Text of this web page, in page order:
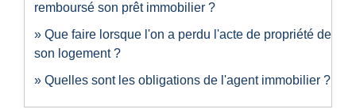
remboursé son prêt immobilier ?
Que faire lorsque l'on a perdu l'acte de propriété de
son logement ?
Quelles sont les obligations de l'agent immobilier ?